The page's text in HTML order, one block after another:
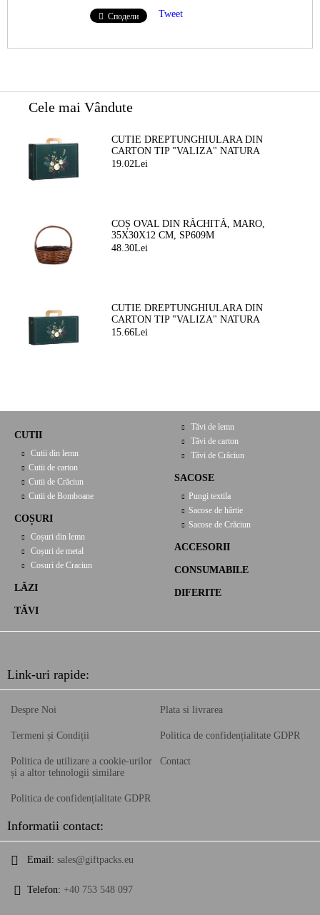
Сподели Tweet
Cele mai Vândute
CUTIE DREPTUNGHIULARA DIN
CARTON TIP "VALIZA" NATURA
FERMECATA VERDE/AURIE, 34,2 X
19.02Lei
COȘ OVAL DIN RĂCHITĂ, MARO,
35X30X12 CM, SP609M
48.30Lei
CUTIE DREPTUNGHIULARA DIN
CARTON TIP "VALIZA" NATURA
FERMEATA VERDE/AURIE, 33,0 X 18,5
15.66Lei
CUTII
Cutii din lemn
Cutii de carton
Cutii de Crăciun
Cutii de Bomboane
COȘURI
Coșuri din lemn
Coșuri de metal
Cosuri de Craciun
LĂZI
TĂVI
Tăvi de lemn
Tăvi de carton
Tăvi de Crăciun
SACOSE
Pungi textila
Sacose de hârtie
Sacose de Crăciun
ACCESORII
CONSUMABILE
DIFERITE
Link-uri rapide:
Despre Noi
Termeni și Condiții
Politica de utilizare a cookie-urilor
și a altor tehnologii similare
Politica de confidențialitate GDPR
Plata si livrarea
Politica de confidențialitate GDPR
Contact
Informatii contact:
Email: sales@giftpacks.eu
Telefon: +40 753 548 097